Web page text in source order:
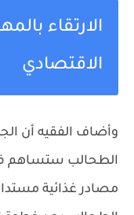
الارتقاء
الاقتصادي
وأضاف الفقيه أن
الطحالب ستساهم في
مصادر غذائية